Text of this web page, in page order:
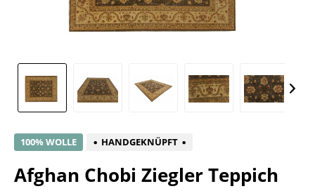
100% WOLLE HANDGEKNÜPFT
Afghan Chobi Ziegler Teppich